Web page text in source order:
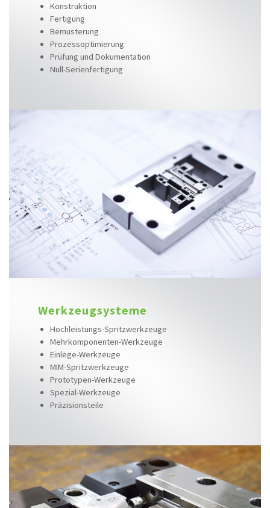
Konstruktion
Fertigung
Bemusterung
Prozessoptimierung
Prüfung und Dokumentation
Null-Serienfertigung
Werkzeugsysteme
Hochleistungs-Spritzwerkzeuge
Mehrkomponenten-Werkzeuge
Einlege-Werkzeuge
MIM-Spritzwerkzeuge
Prototypen-Werkzeuge
Spezial-Werkzeuge
Präzisionsteile